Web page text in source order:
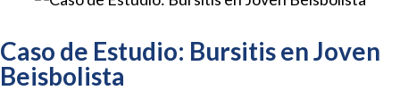
Caso de Estudio: Bursitis en Joven
Beisbolista